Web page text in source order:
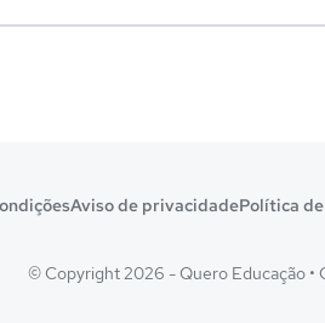
Aviso de privacidadePolítica
© Copyright 2026 - Quero Educação •